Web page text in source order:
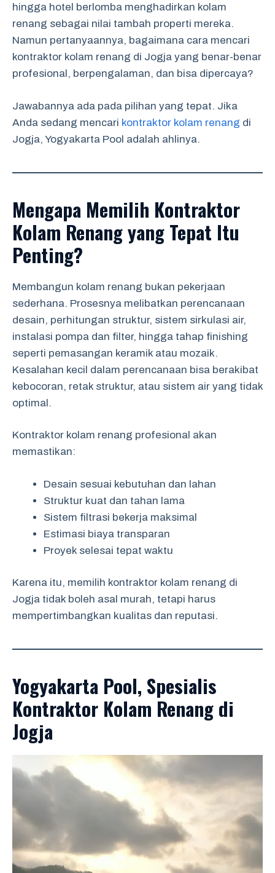
hingga hotel berlomba menghadirkan kolam
renang sebagai nilai tambah properti mereka.
Namun pertanyaannya, bagaimana cara mencari
kontraktor kolam renang di Jogja yang benar-benar
profesional, berpengalaman, dan bisa dipercaya?
Jawabannya ada pada pilihan yang tepat. Jika
Anda sedang mencari kontraktor kolam renang di
Jogja, Yogyakarta Pool adalah ahlinya.
Mengapa Memilih Kontraktor
Kolam Renang yang Tepat Itu
Penting?
Membangun kolam renang bukan pekerjaan
sederhana. Prosesnya melibatkan perencanaan
desain, perhitungan struktur, sistem sirkulasi air,
instalasi pompa dan filter, hingga tahap finishing
seperti pemasangan keramik atau mozaik.
Kesalahan kecil dalam perencanaan bisa berakibat
kebocoran, retak struktur, atau sistem air yang tidak
optimal.
Kontraktor kolam renang profesional akan
memastikan:
Desain sesuai kebutuhan dan lahan
Struktur kuat dan tahan lama
Sistem filtrasi bekerja maksimal
Estimasi biaya transparan
Proyek selesai tepat waktu
Karena itu, memilih kontraktor kolam renang di
Jogja tidak boleh asal murah, tetapi harus
mempertimbangkan kualitas dan reputasi.
Yogyakarta Pool, Spesialis
Kontraktor Kolam Renang di
Jogja